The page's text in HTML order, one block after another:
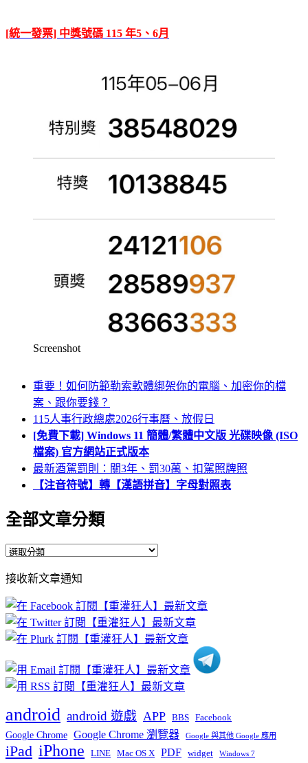
[統一發票] 中獎號碼 115 年5、6月
Screenshot
重要！如何防範勒索軟體綁架你的電腦、加密你的檔
案、跟你要錢？
115人事行政總處2026行事曆、放假日
[免費下載] Windows 11 簡體/繁體中文版 光碟映像 (ISO
檔案) 官方網站正式版本
最新酒駕罰則：關3年、罰30萬、扣駕照牌照
【注音符號】轉【漢語拼音】字母對照表
全部文章分類
全
文
章
分
類
接收新文章通知
android android 遊戲 APP BBS Facebook
Google Chrome Google Chrome 瀏覽器 Google 與其他 Google 應用
iPad iPhone LINE Mac OS X PDF widget Windows 7